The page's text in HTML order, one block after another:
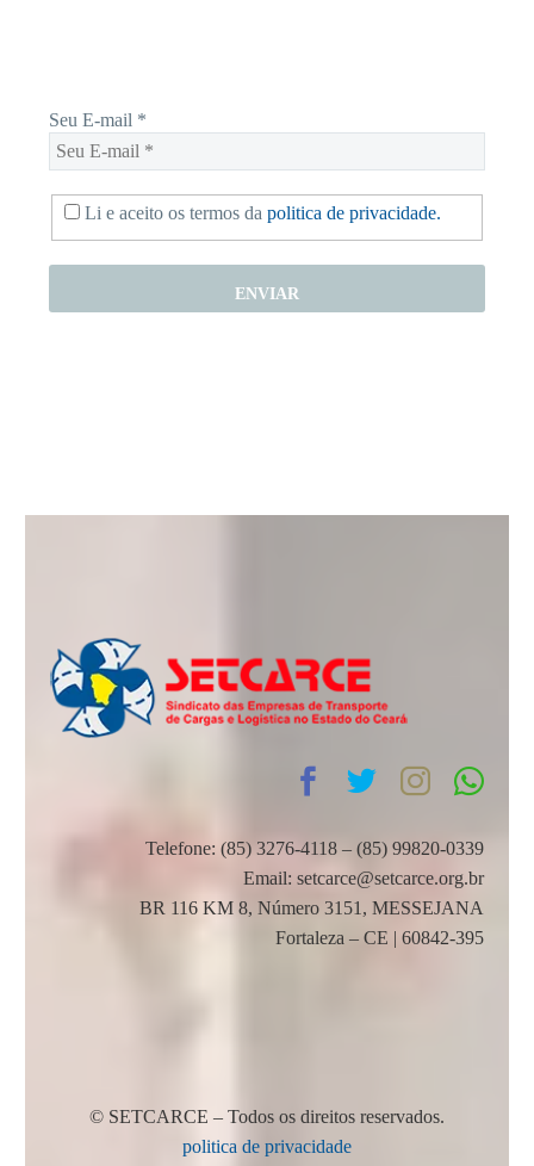
Seu E-mail *
Li e aceito os termos da politica de privacidade.
Telefone: (85) 3276-4118 – (85) 99820-0339
Email: setcarce@setcarce.org.br
BR 116 KM 8, Número 3151, MESSEJANA
Fortaleza – CE | 60842-395
© SETCARCE – Todos os direitos reservados.
politica de privacidade